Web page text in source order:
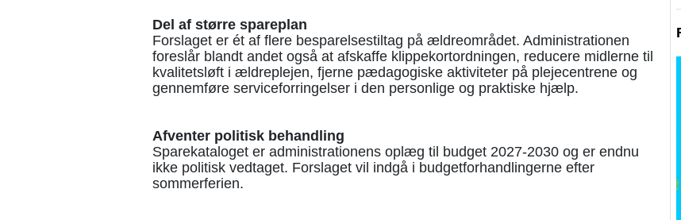
Del af større spareplan
Forslaget er ét af flere besparelsestiltag på ældreområdet. Administrationen
foreslår blandt andet også at afskaffe klippekortordningen, reducere midlerne til
kvalitetsløft i ældreplejen, fjerne pædagogiske aktiviteter på plejecentrene og
gennemføre serviceforringelser i den personlige og praktiske hjælp.
Afventer politisk behandling
Sparekataloget er administrationens oplæg til budget 2027-2030 og er endnu
ikke politisk vedtaget. Forslaget vil indgå i budgetforhandlingerne efter
sommerferien.